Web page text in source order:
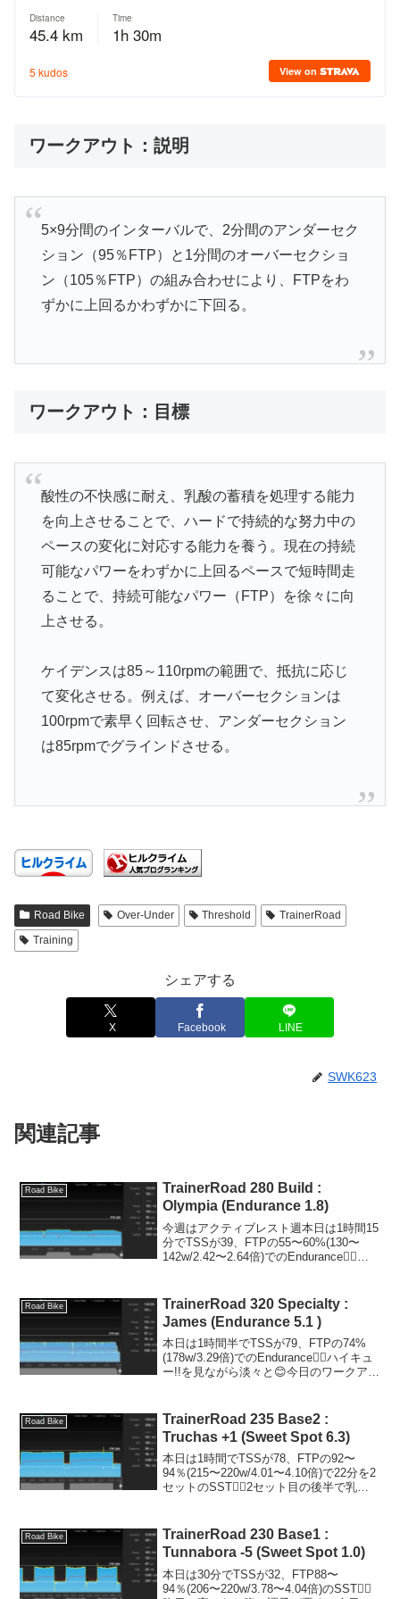
ワークアウト：説明
5×9分間のインターバルで、2分間のアンダーセク
ション（95％FTP）と1分間のオーバーセクショ
ン（105％FTP）の組み合わせにより、FTPをわ
ずかに上回るかわずかに下回る。
ワークアウト：目標
酸性の不快感に耐え、乳酸の蓄積を処理する能力
を向上させることで、ハードで持続的な努力中の
ペースの変化に対応する能力を養う。現在の持続
可能なパワーをわずかに上回るペースで短時間走
ることで、持続可能なパワー（FTP）を徐々に向
上させる。
ケイデンスは85～110rpmの範囲で、抵抗に応じ
て変化させる。例えば、オーバーセクションは
100rpmで素早く回転させ、アンダーセクション
は85rpmでグラインドさせる。
Road Bike Over-Under Threshold
TrainerRoad
Training
シェアする
X Facebook LINE
SWK623
関連記事
Road Bike
TrainerRoad 280 Build :
Olympia (Endurance 1.8)
今週はアクティブレスト週本日は1時間15
分でTSSが39、FTPの55〜60%(130〜
142w/2.42〜2.64倍)でのEndurance🚴‍♂️ア
を飲んだので増量...
Road Bike
TrainerRoad 320 Specialty :
James (Endurance 5.1 )
本日は1時間半でTSSが79、FTPの74%
(178w/3.29倍)でのEndurance🚴‍♂️ハイキュ
ー!!を見ながら淡々と😊今日のワークアウ
た。月曜日...
Road Bike
TrainerRoad 235 Base2 :
Truchas +1 (Sweet Spot 6.3)
本日は1時間でTSSが78、FTPの92〜
94％(215〜220w/4.01〜4.10倍)で22分を2
セットのSST🚴‍♂️2セット目の後半で乳酸
た😊ケイデンスは今年の...
Road Bike
TrainerRoad 230 Base1 :
Tunnabora -5 (Sweet Spot 1.0)
本日は30分でTSSが32、FTP88〜
94％(206〜220w/3.78〜4.04倍)のSST🚴‍♂️